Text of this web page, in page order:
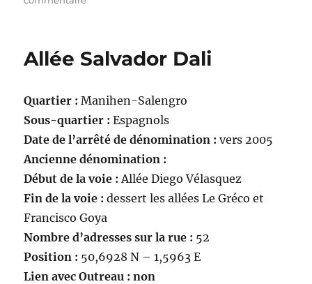
David,
Gauguin,
Gericault,
Millet,
Manet,
Renoir
la
voie
communale
Edouard
Manet)
Allée Salvador Dali
Quartier : Manihen-Salengro
Sous-quartier : Espagnols
Date de l’arrêté de dénomination : vers 2005
Ancienne dénomination :
Début de la voie : Allée Diego Vélasquez
Fin de la voie : dessert les allées Le Gréco et
Francisco Goya
Nombre d’adresses sur la rue : 52
Position : 50,6928 N – 1,5963 E
Lien avec Outreau : non